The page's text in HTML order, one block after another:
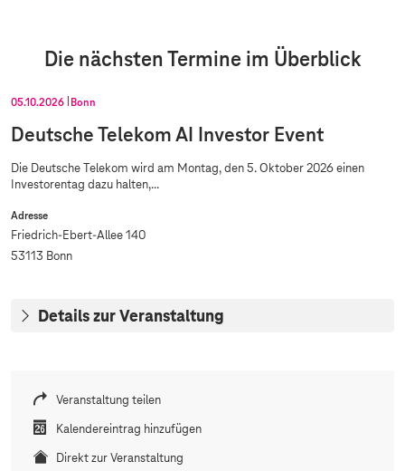
Die nächsten Termine im Überblick
05.10.2026 Bonn
Deutsche Telekom AI Investor Event
Die Deutsche Telekom wird am Montag, den 5. Oktober 2026 einen
Investorentag dazu halten,...
Adresse
Friedrich-Ebert-Allee 140
53113 Bonn
Details zur Veranstaltung
Veranstaltung teilen
Kalendereintrag hinzufügen
Direkt zur Veranstaltung